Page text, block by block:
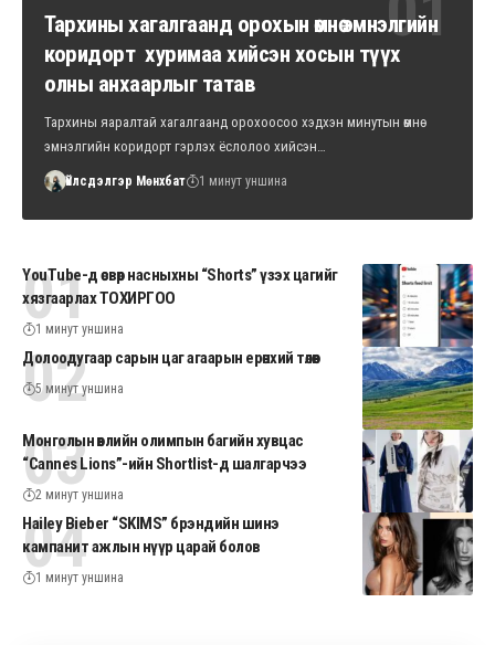
Тархины хагалгаанд орохын өмнө эмнэлгийн
коридорт хуримаа хийсэн хосын түүх
олны анхаарлыг татав
Тархины яаралтай хагалгаанд орохоосоо хэдхэн минутын өмнө
эмнэлгийн коридорт гэрлэх ёслолоо хийсэн…
Үйлсдэлгэр Мөнхбат 1 минут уншина
YouTube-д өсвөр насныхны “Shorts” үзэх цагийг
хязгаарлах ТОХИРГОО
1 минут уншина
Долоодугаар сарын цаг агаарын ерөнхий төлөв
5 минут уншина
Монголын өвлийн олимпын багийн хувцас
“Cannes Lions”-ийн Shortlist-д шалгарчээ
2 минут уншина
Hailey Bieber “SKIMS” брэндийн шинэ
кампанит ажлын нүүр царай болов
1 минут уншина